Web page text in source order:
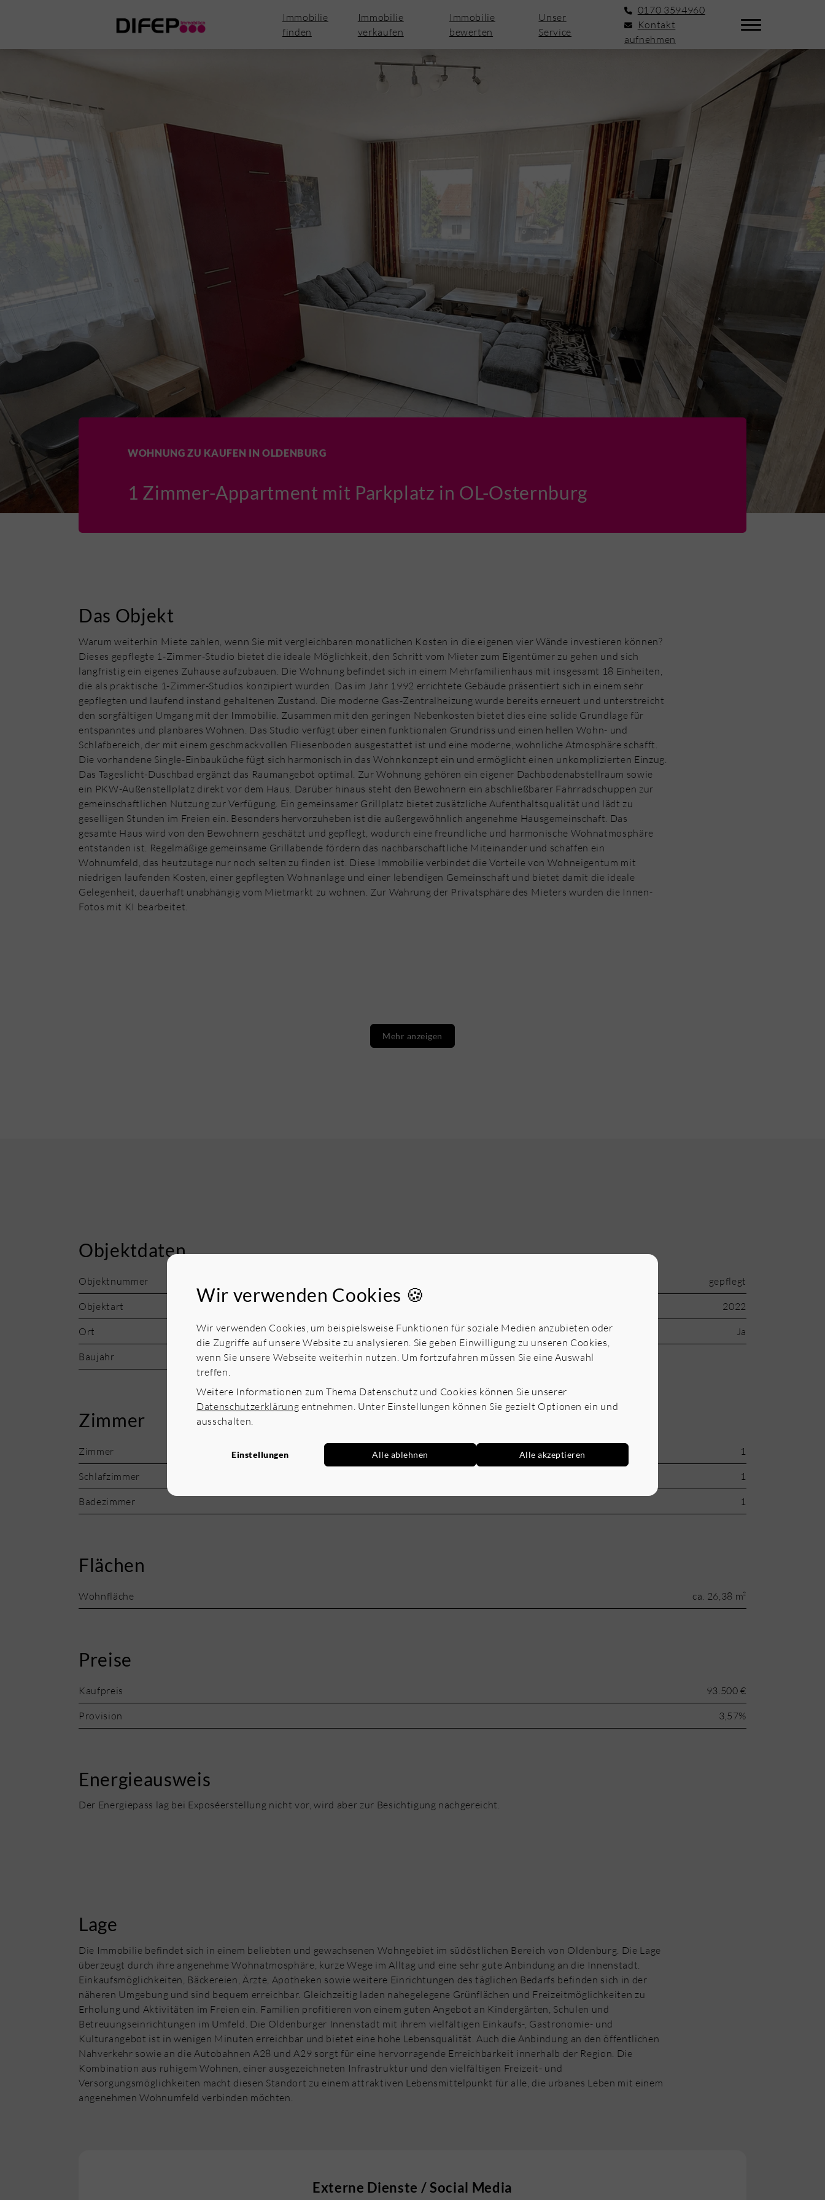
Immobilie
finden
Immobilie
verkaufen
Immobilie
bewerten
Unser
Service
0170 3594960
Kontakt
aufnehmen
WOHNUNG ZU KAUFEN IN OLDENBURG
1 Zimmer-Appartment mit Parkplatz in OL-Osternburg
Das Objekt
Warum weiterhin Miete zahlen, wenn Sie mit vergleichbaren monatlichen Kosten in die eigenen vier Wände investieren können?
Dieses gepflegte 1-Zimmer-Studio bietet die ideale Möglichkeit, den Schritt vom Mieter zum Eigentümer zu gehen und sich
langfristig ein eigenes Zuhause aufzubauen. Die Wohnung befindet sich in einem Mehrfamilienhaus mit insgesamt 18 Einheiten,
die als praktische 1-Zimmer-Studios konzipiert wurden. Das im Jahr 1992 errichtete Gebäude präsentiert sich in einem sehr
gepflegten und laufend instand gehaltenen Zustand. Die moderne Gas-Zentralheizung wurde bereits erneuert und unterstreicht
den sorgfältigen Umgang mit der Immobilie. Zusammen mit den geringen Nebenkosten bietet dies eine solide Grundlage für
entspanntes und planbares Wohnen. Das Studio verfügt über einen funktionalen Grundriss und einen hellen Wohn- und
Schlafbereich, der mit einem geschmackvollen Fliesenboden ausgestattet ist und eine moderne, wohnliche Atmosphäre schafft.
Die vorhandene Single-Einbauküche fügt sich harmonisch in das Wohnkonzept ein und ermöglicht einen unkomplizierten Einzug.
Das Tageslicht-Duschbad ergänzt das Raumangebot optimal. Zur Wohnung gehören ein eigener Dachbodenabstellraum sowie
ein PKW-Außenstellplatz direkt vor dem Haus. Darüber hinaus steht den Bewohnern ein abschließbarer Fahrradschuppen zur
gemeinschaftlichen Nutzung zur Verfügung. Ein gemeinsamer Grillplatz bietet zusätzliche Aufenthaltsqualität und lädt zu
geselligen Stunden im Freien ein. Besonders hervorzuheben ist die außergewöhnlich angenehme Hausgemeinschaft. Das
gesamte Haus wird von den Bewohnern geschätzt und gepflegt, wodurch eine freundliche und harmonische Wohnatmosphäre
entstanden ist. Regelmäßige gemeinsame Grillabende fördern das nachbarschaftliche Miteinander und schaffen ein
Wohnumfeld, das heutzutage nur noch selten zu finden ist. Diese Immobilie verbindet die Vorteile von Wohneigentum mit
niedrigen laufenden Kosten, einer gepflegten Wohnanlage und einer lebendigen Gemeinschaft und bietet damit die ideale
Gelegenheit, dauerhaft unabhängig vom Mietmarkt zu wohnen. Zur Wahrung der Privatsphäre des Mieters wurden die Innen-
Fotos mit KI bearbeitet.
Mehr anzeigen
Objektdaten
Objektnummer
Objektart
Ort Oldenburg
Baujahr 1992
gepflegt
2022
Vermietet Ja
Zimmer
Zimmer 1
Schlafzimmer 1
Badezimmer 1
Flächen
Wohnfläche ca. 26,38 m²
Preise
Kaufpreis 93.500 €
Provision 3,57%
Energieausweis
Der Energiepass lag bei Exposéerstellung nicht vor, wird aber zur Besichtigung nachgereicht.
Lage
Die Immobilie befindet sich in einem beliebten und gewachsenen Wohngebiet im südöstlichen Bereich von Oldenburg. Die Lage
überzeugt durch ihre angenehme Wohnatmosphäre, kurze Wege im Alltag und eine sehr gute Anbindung an die Innenstadt.
Einkaufsmöglichkeiten, Bäckereien, Ärzte, Apotheken sowie weitere Einrichtungen des täglichen Bedarfs befinden sich in der
näheren Umgebung und sind bequem erreichbar. Gleichzeitig laden nahegelegene Grünflächen und Freizeitmöglichkeiten zu
Erholung und Aktivitäten im Freien ein. Familien profitieren von einem guten Angebot an Kindergärten, Schulen und
Betreuungseinrichtungen im Umfeld. Die Oldenburger Innenstadt mit ihrem vielfältigen Einkaufs-, Gastronomie- und
Kulturangebot ist in wenigen Minuten erreichbar und bietet eine hohe Lebensqualität. Auch die Anbindung an den öffentlichen
Nahverkehr sowie an die Autobahnen A28 und A29 sorgt für eine hervorragende Erreichbarkeit innerhalb der Region. Die
Kombination aus ruhigem Wohnen, einer ausgezeichneten Infrastruktur und den vielfältigen Freizeit- und
Versorgungsmöglichkeiten macht diesen Standort zu einem attraktiven Lebensmittelpunkt für alle, die urbanes Leben mit einem
angenehmen Wohnumfeld verbinden möchten.
Externe Dienste / Social Media
Wir verwenden Cookies 🍪
Wir verwenden Cookies, um beispielsweise Funktionen für soziale Medien anzubieten oder
die Zugriffe auf unsere Website zu analysieren. Sie geben Einwilligung zu unseren Cookies,
wenn Sie unsere Webseite weiterhin nutzen. Um fortzufahren müssen Sie eine Auswahl
treffen.
Weitere Informationen zum Thema Datenschutz und Cookies können Sie unserer
Datenschutzerklärung entnehmen. Unter Einstellungen können Sie gezielt Optionen ein und
ausschalten.
Einstellungen Alle ablehnen Alle akzeptieren